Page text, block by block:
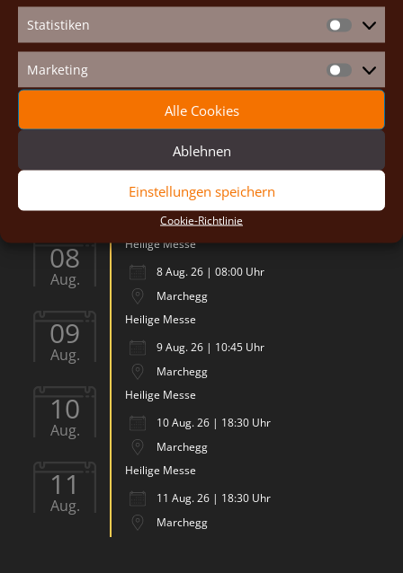
Statistiken
Marketing Marketing
Alle Cookies
Ablehnen
Einstellungen speichern
Cookie-Richtlinie
Email:brueder@johannesgemeinschaft.at
Tel: +43 676 64 55 681
Gottesdienste
07
Heilige Messe
7 Aug. 26 | 18:30 Uhr
Marchegg
08
Aug.
Heilige Messe
8 Aug. 26 | 08:00 Uhr
Marchegg
09
Aug.
Heilige Messe
9 Aug. 26 | 10:45 Uhr
Marchegg
10
Aug.
Heilige Messe
10 Aug. 26 | 18:30 Uhr
Marchegg
11
Aug.
Heilige Messe
11 Aug. 26 | 18:30 Uhr
Marchegg